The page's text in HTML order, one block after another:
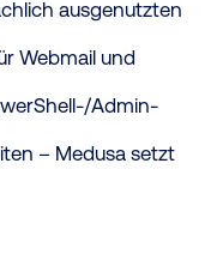
ausgenutzten
Webmail und
Admin-
– Medusa setzt